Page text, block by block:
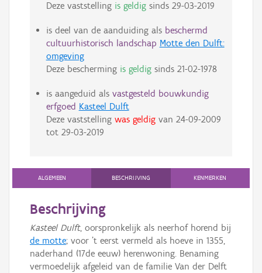
Deze vaststelling is geldigsinds 29-03-2019
is deel van de aanduiding als beschermd
cultuurhistorisch landschap Motte den Dulft:
omgeving
Deze bescherming is geldigsinds 21-02-1978
is aangeduid als vastgesteld bouwkundig
erfgoed Kasteel Dulft
Deze vaststelling was geldigvan 24-09-2009
tot 29-03-2019
ALGEMEEN BESCHRIJVING KENMERKEN
Beschrijving
Kasteel Dulft, oorspronkelijk als neerhof horend bij
de motte; voor 't eerst vermeld als hoeve in 1355,
naderhand (17de eeuw) herenwoning. Benaming
vermoedelijk afgeleid van de familie Van der Delft